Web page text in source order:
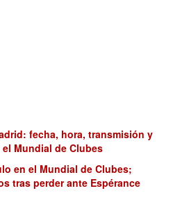
fecha, hora, transmisión y
Mundial de Clubes
en el Mundial de Clubes;
tras perder ante Espérance